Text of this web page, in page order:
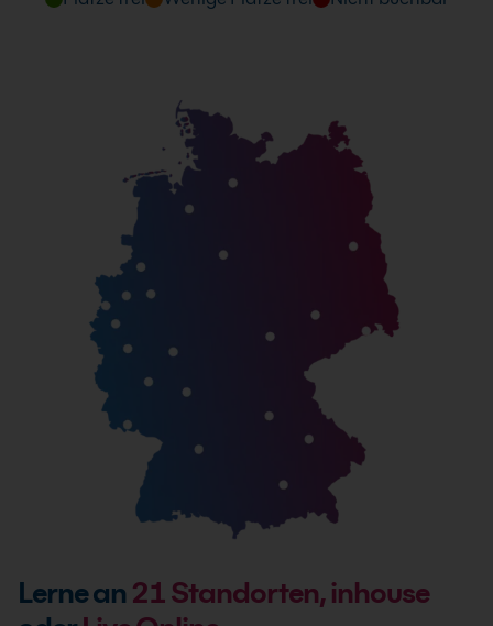
Lerne an 21Standorten, inhouse